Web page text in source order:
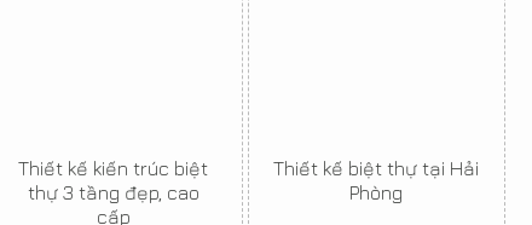
Thiết kế kiến trúc biệt
thự 3 tầng đẹp, cao
cấp
Thiết kế biệt thự tại Hải
Phòng